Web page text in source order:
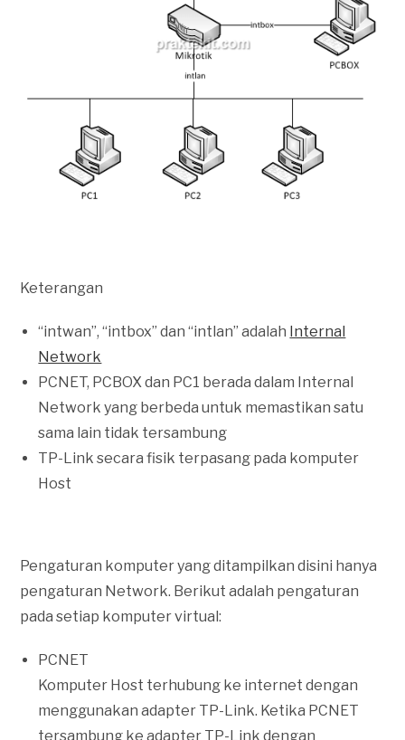
Keterangan
“intwan”, “intbox” dan “intlan” adalah Internal
Network
PCNET, PCBOX dan PC1 berada dalam Internal
Network yang berbeda untuk memastikan satu
sama lain tidak tersambung
TP-Link secara fisik terpasang pada komputer
Host
Pengaturan komputer yang ditampilkan disini hanya
pengaturan Network. Berikut adalah pengaturan
pada setiap komputer virtual:
PCNET
Komputer Host terhubung ke internet dengan
menggunakan adapter TP-Link. Ketika PCNET
tersambung ke adapter TP-Link dengan